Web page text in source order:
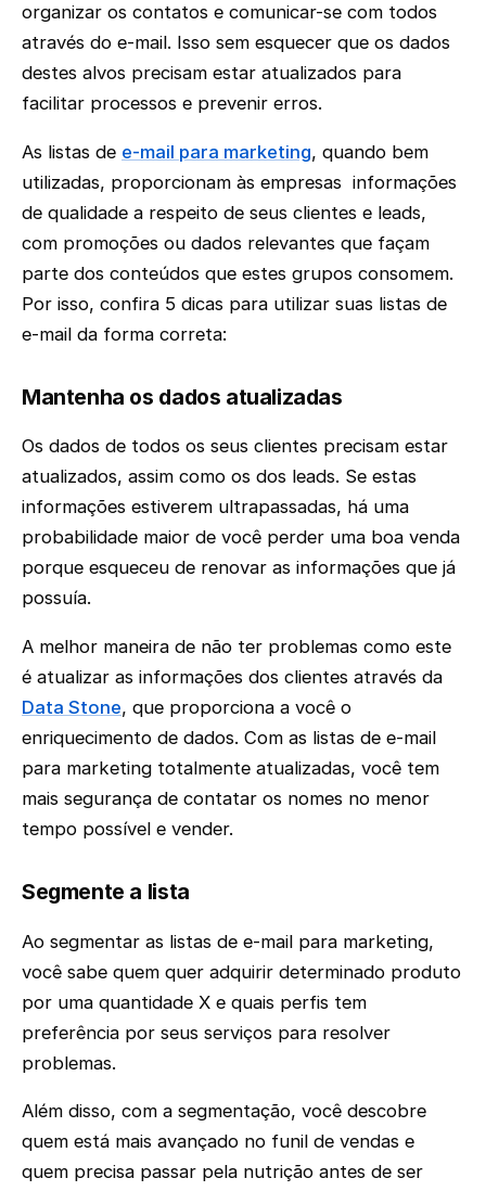
organizar os contatos e comunicar-se com todos
através do e-mail. Isso sem esquecer que os dados
destes alvos precisam estar atualizados para
facilitar processos e prevenir erros.
As listas de e-mail para marketing, quando bem
utilizadas, proporcionam às empresas informações
de qualidade a respeito de seus clientes e leads,
com promoções ou dados relevantes que façam
parte dos conteúdos que estes grupos consomem.
Por isso, confira 5 dicas para utilizar suas listas de
e-mail da forma correta:
Mantenha os dados atualizadas
Os dados de todos os seus clientes precisam estar
atualizados, assim como os dos leads. Se estas
informações estiverem ultrapassadas, há uma
probabilidade maior de você perder uma boa venda
porque esqueceu de renovar as informações que já
possuía.
A melhor maneira de não ter problemas como este
é atualizar as informações dos clientes através da
Data Stone, que proporciona a você o
enriquecimento de dados. Com as listas de e-mail
para marketing totalmente atualizadas, você tem
mais segurança de contatar os nomes no menor
tempo possível e vender.
Segmente a lista
Ao segmentar as listas de e-mail para marketing,
você sabe quem quer adquirir determinado produto
por uma quantidade X e quais perfis tem
preferência por seus serviços para resolver
problemas.
Além disso, com a segmentação, você descobre
quem está mais avançado no funil de vendas e
quem precisa passar pela nutrição antes de ser